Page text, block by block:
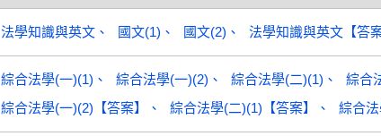
法學知識與英文 國文(1) 國文(2) 法學知識與英文【答案
綜合法學(一)(1) 綜合法學(一)(2) 綜合法學(二)(1) 綜合
綜合法學(一)(2)【答案】
綜合法學(二)(1)【答案】 綜合法